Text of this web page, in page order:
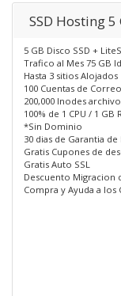
SSD Hosting 5
5 GB Disco SSD +
Trafico al Mes 75 GB
Hasta 3 sitios Alojados
100 Cuentas de
200,000 Inodes
100% de 1 CPU / 1 GB
*Sin Dominio
30 dias de Garantia
Gratis Cupones de
Gratis Auto SSL
Descuento Migracion
Compra y Ayuda a